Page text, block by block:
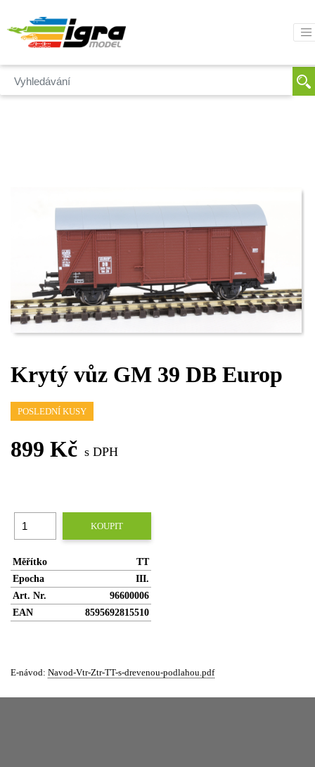
Krytý vůz GM 39 DB Europ
POSLEDNÍ KUSY
899 Kč s DPH
KOUPIT
Měřítko
TT
Epocha
III.
Art. Nr.
96600006
EAN
8595692815510
E-návod: Navod-Vtr-Ztr-TT-s-drevenou-podlahou.pdf